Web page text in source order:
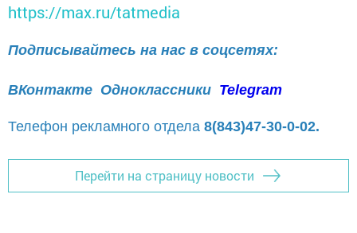
https://max.ru/tatmedia
Подписывайтесь на нас в соцсетях:
ВКонтакте Одноклассники Telegram
Телефон рекламного отдела 8(843)47-30-0-02.
Перейти на страницу новости